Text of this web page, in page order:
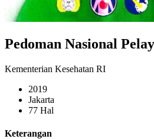
Pedoman Nasional
Kementerian Kesehatan RI
2019
Jakarta
77 Hal
Keterangan